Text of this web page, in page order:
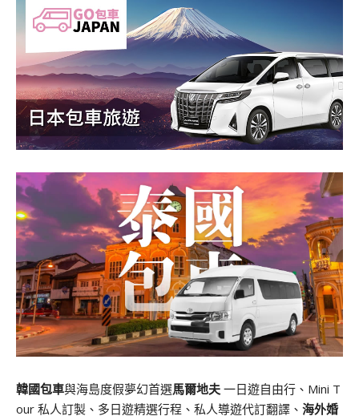
韓國包車與海島度假夢幻首選馬爾地夫 一日遊自由行、Mini T
our 私人訂製、多日遊精選行程、私人導遊代訂翻譯、 海外婚